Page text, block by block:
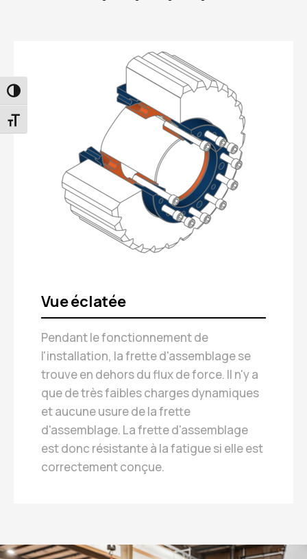
PASSER EN CONTRASTE ÉLEVÉ
CHANGER LA TAILLE DE LA POLICE
Vue éclatée
Pendant le fonctionnement de
l'installation, la frette d'assemblage se
trouve en dehors du flux de force. Il n'y a
que de très faibles charges dynamiques
et aucune usure de la frette
d'assemblage. La frette d'assemblage
est donc résistante à la fatigue si elle est
correctement conçue.